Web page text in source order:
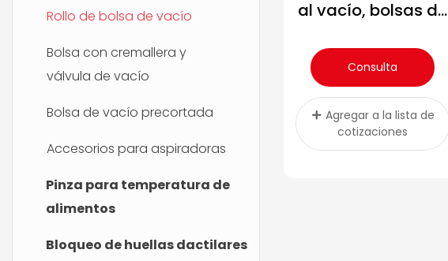
Película/bolsa mate
Rollo de bolsa de vacío
Bolsa con cremallera y
válvula de vacío
Bolsa de vacío precortada
Accesorios para aspiradoras
Pinza para temperatura de
alimentos
Bloqueo de huellas dactilares
al vacío, bolsas de
al vacío, bolsas de
vacío de grado
alimenticio, sin
BPA, para
almacenamiento,
Consulta
Agregar a la lista de
cotizaciones